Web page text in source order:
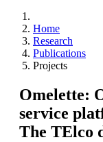
Home
Research
Publications
Projects
Omelette:
service
The TElco